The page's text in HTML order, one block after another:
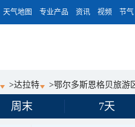
天气地图 专业产品 资讯 视频 节气
>达拉特 >鄂尔多斯恩格贝旅游
周末 7天